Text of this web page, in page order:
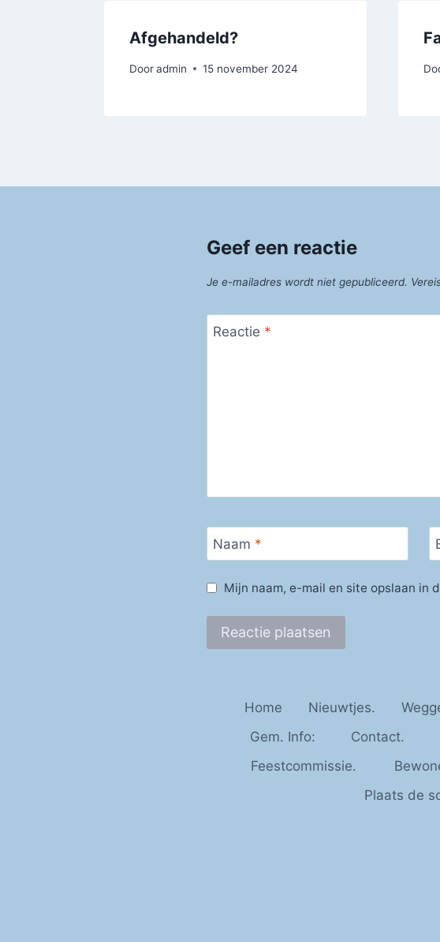
Afgehandeld?
Door admin 15 november 2024
Geef een reactie
Je e-mailadres wordt niet gepubliceerd.
Reactie *
Naam *
Mijn naam, e-mail en site opslaan in
Home Nieuwtjes.
Gem. Info:
Contact.
Feestcommissie.
Plaats de